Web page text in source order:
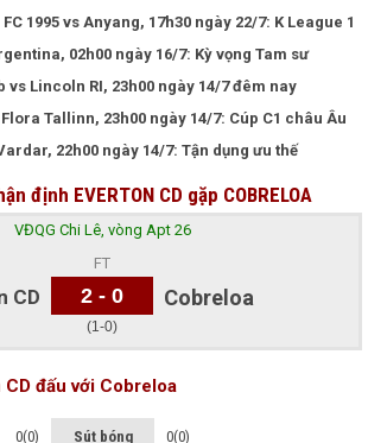
1995 vs Anyang, 17h30 ngày 22/7: K League 1
02h00 ngày 16/7: Kỳ vọng Tam sư
vs Lincoln RI, 23h00 ngày 14/7 đêm nay
Tallinn, 23h00 ngày 14/7: Cúp C1 châu Âu
22h00 ngày 14/7: Tận dụng ưu thế
định EVERTON CD gặp COBRELOA
VĐQG Chi Lê, vòng Apt 26
CD
FT
2 - 0
(1-0)
Cobreloa
đấu với Cobreloa
0(0) Sút bóng 0(0)